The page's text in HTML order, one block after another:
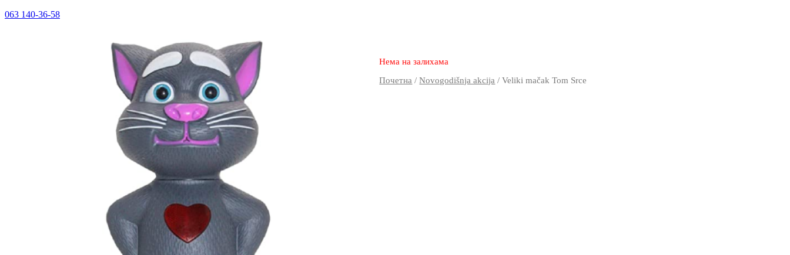
063 140-36-58
Нема на залихама
Почетна /Novogodišnja akcija / Veliki mačak Tom Srce